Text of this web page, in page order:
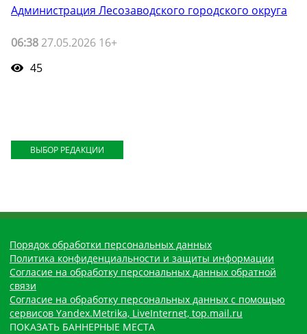
Администрация Лесозаводского городского округа
06:38 27.05.2026 16+
45
ВЫБОР РЕДАКЦИИ
Порядок обработки персональных данных
Политика конфиденциальности и защиты информации
Согласие на обработку персональных данных обратной
связи
Согласие на обработку персональных данных с помощью
сервисов Yandex.Metrika, LiveInternet, top.mail.ru
ПОКАЗАТЬ БАННЕРНЫЕ МЕСТА